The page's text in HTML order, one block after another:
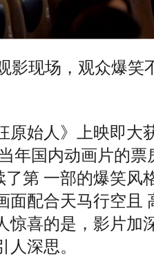
影现场，观众爆笑
原始人》上映即大
年国内动画片的
第 一部的爆笑风
面配合天马行空且
惊喜的是，影片加
深思。